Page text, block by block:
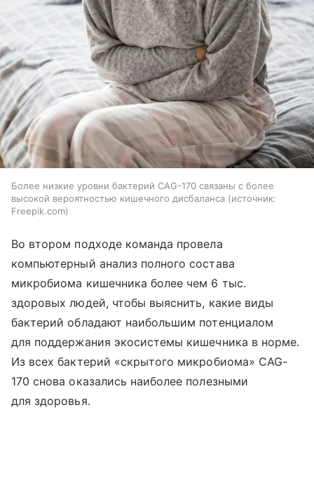
Более низкие уровни бактерий CAG-170 связаны с более
высокой вероятностью кишечного дисбаланса
источник:
Freepik.com
Во втором подходе команда провела
компьютерный анализ полного состава
микробиома кишечника более чем 6 тыс.
здоровых людей, чтобы выяснить, какие виды
бактерий обладают наибольшим потенциалом
для поддержания экосистемы кишечника в норме.
Из всех бактерий «скрытого микробиома» CAG-
170 снова оказались наиболее полезными
для здоровья.